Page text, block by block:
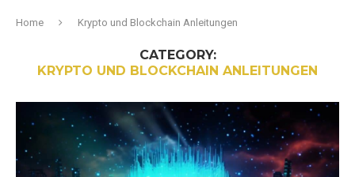
Home Krypto und Blockchain Anleitungen
CATEGORY:
KRYPTO UND BLOCKCHAIN ANLEITUNGEN